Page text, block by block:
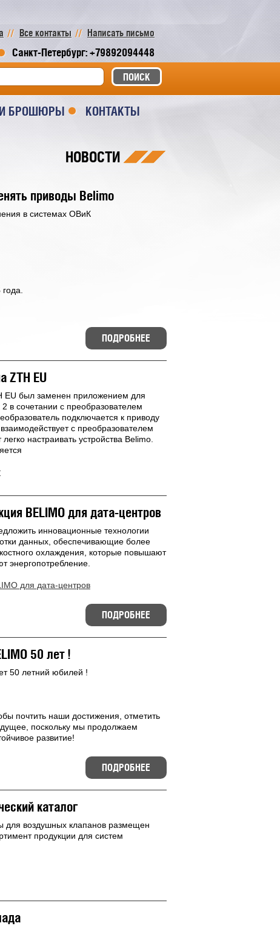
Все контакты Написать письмо
Санкт-Петербург: +79892094448
И БРОШЮРЫ КОНТАКТЫ
НОВОСТИ
приводы Belimo
в системах ОВиК
ПОДРОБНЕЕ
ZTH EU
EU был заменен приложением для
в сочетании с преобразователем
подключается к приводу
с преобразователем
настраивать устройства Belimo.
BELIMO для дата-центров
инновационные технологии
данных, обеспечивающие более
охлаждения, которые повышают
энергопотребление.
для дата-центров
ПОДРОБНЕЕ
50 лет !
50 летний юбилей !
почтить наши достижения, отметить
поскольку мы продолжаем
развитие!
ПОДРОБНЕЕ
каталог
для воздушных клапанов размещен
продукции для систем